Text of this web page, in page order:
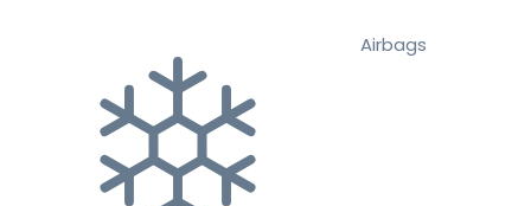
Airbags